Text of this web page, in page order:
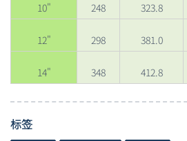
10" 248 323.8
12" 298 381.0
14" 348 412.8
标签